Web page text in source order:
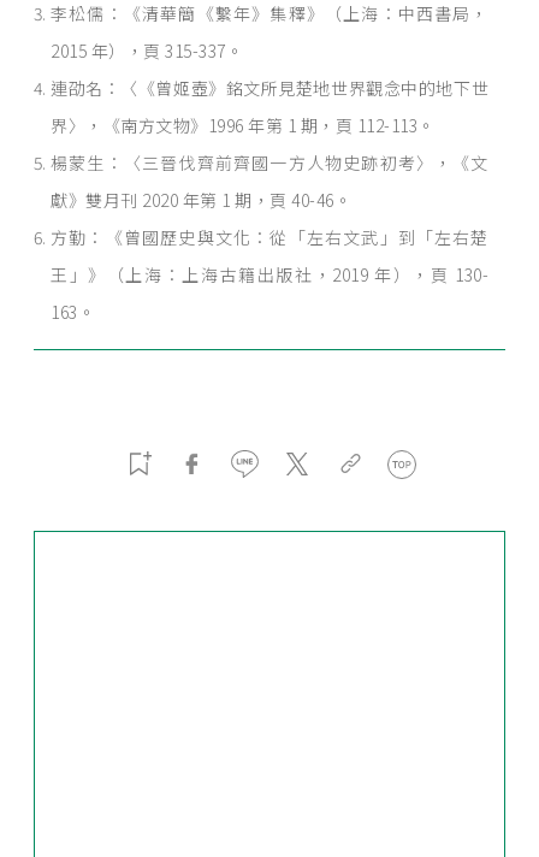
李松儒：《清華簡《繫年》集釋》（上海：中西書局，
2015 年），頁 315-337。
連劭名：〈《曾姬壺》銘文所見楚地世界觀念中的地下世
界〉，《南方文物》1996 年第 1 期，頁 112-113。
楊蒙生：〈三晉伐齊前齊國一方人物史跡初考〉，《文
獻》雙月刊 2020 年第 1 期，頁 40-46。
方勤：《曾國歷史與文化：從「左右文武」到「左右楚
王」》（上海：上海古籍出版社，2019 年），頁 130-
163。